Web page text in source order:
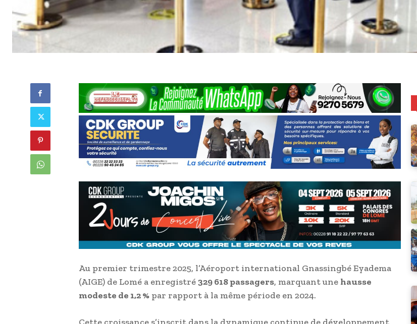
Au premier trimestre 2025, l’Aéroport international Gnassingbé Eyadema
(AIGE) de Lomé a enregistré329 618 passagers, marquant une hausse
modeste de 1,2 %par rapport à la même période en 2024.